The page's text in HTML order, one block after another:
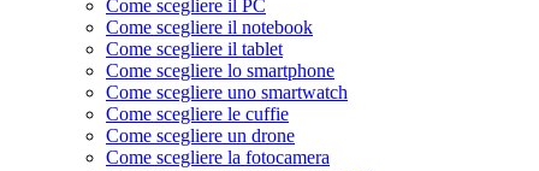
Come scegliere il PC
Come scegliere il notebook
Come scegliere il tablet
Come scegliere lo smartphone
Come scegliere uno smartwatch
Come scegliere le cuffie
Come scegliere un drone
Come scegliere la fotocamera